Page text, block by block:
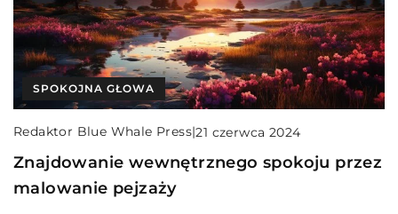
SPOKOJNA GŁOWA
Redaktor Blue Whale Press|21 czerwca 2024
Znajdowanie wewnętrznego spokoju przez
malowanie pejzaży